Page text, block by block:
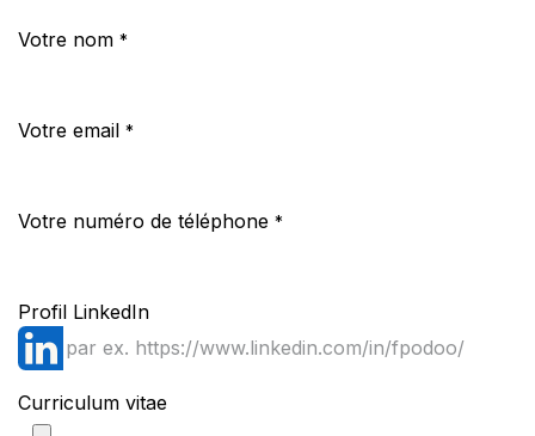
Votre nom *
Votre email *
Votre numéro de téléphone *
Profil LinkedIn
Curriculum vitae